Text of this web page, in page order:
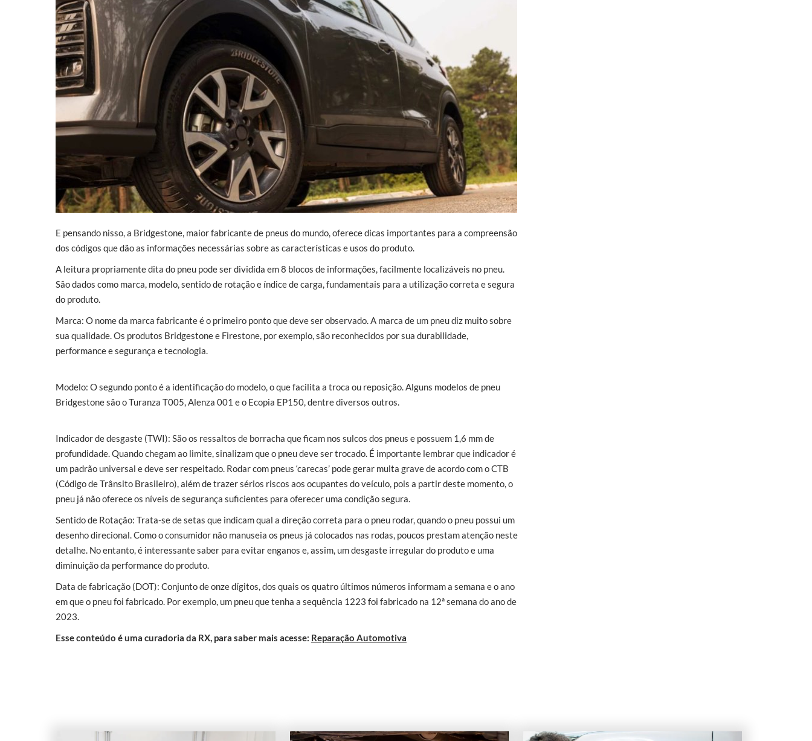
E pensando nisso, a Bridgestone, maior fabricante de pneus do mundo, oferece dicas importantes para a compreensão
dos códigos que dão as informações necessárias sobre as características e usos do produto.
A leitura propriamente dita do pneu pode ser dividida em 8 blocos de informações, facilmente localizáveis no pneu.
São dados como marca, modelo, sentido de rotação e índice de carga, fundamentais para a utilização correta e segura
do produto.
Marca: O nome da marca fabricante é o primeiro ponto que deve ser observado. A marca de um pneu diz muito sobre
sua qualidade. Os produtos Bridgestone e Firestone, por exemplo, são reconhecidos por sua durabilidade,
performance e segurança e tecnologia.
Modelo: O segundo ponto é a identificação do modelo, o que facilita a troca ou reposição. Alguns modelos de pneu
Bridgestone são o Turanza T005, Alenza 001 e o Ecopia EP150, dentre diversos outros.
Indicador de desgaste (TWI): São os ressaltos de borracha que ficam nos sulcos dos pneus e possuem 1,6 mm de
profundidade. Quando chegam ao limite, sinalizam que o pneu deve ser trocado. É importante lembrar que indicador é
um padrão universal e deve ser respeitado. Rodar com pneus ‘carecas’ pode gerar multa grave de acordo com o CTB
(Código de Trânsito Brasileiro), além de trazer sérios riscos aos ocupantes do veículo, pois a partir deste momento, o
pneu já não oferece os níveis de segurança suficientes para oferecer uma condição segura.
Sentido de Rotação: Trata-se de setas que indicam qual a direção correta para o pneu rodar, quando o pneu possui um
desenho direcional. Como o consumidor não manuseia os pneus já colocados nas rodas, poucos prestam atenção neste
detalhe. No entanto, é interessante saber para evitar enganos e, assim, um desgaste irregular do produto e uma
diminuição da performance do produto.
Data de fabricação (DOT): Conjunto de onze dígitos, dos quais os quatro últimos números informam a semana e o ano
em que o pneu foi fabricado. Por exemplo, um pneu que tenha a sequência 1223 foi fabricado na 12ª semana do ano de
2023.
Esse conteúdo é uma curadoria da RX, para saber mais acesse: Reparação Automotiva